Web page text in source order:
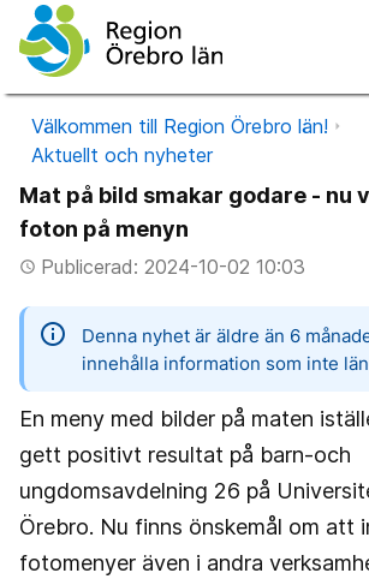
Välkommen till Region Örebro län!
Aktuellt och nyheter
Mat på bild smakar godare - nu
foton på menyn
access_timePublicerad: 2024-10-02 10:03
information
Denna nyhet är äldre än 6
innehålla information som inte
En meny med bilder på maten
gett positivt resultat på barn-och
ungdomsavdelning 26 på
Örebro. Nu finns önskemål om att
fotomenyer även i andra